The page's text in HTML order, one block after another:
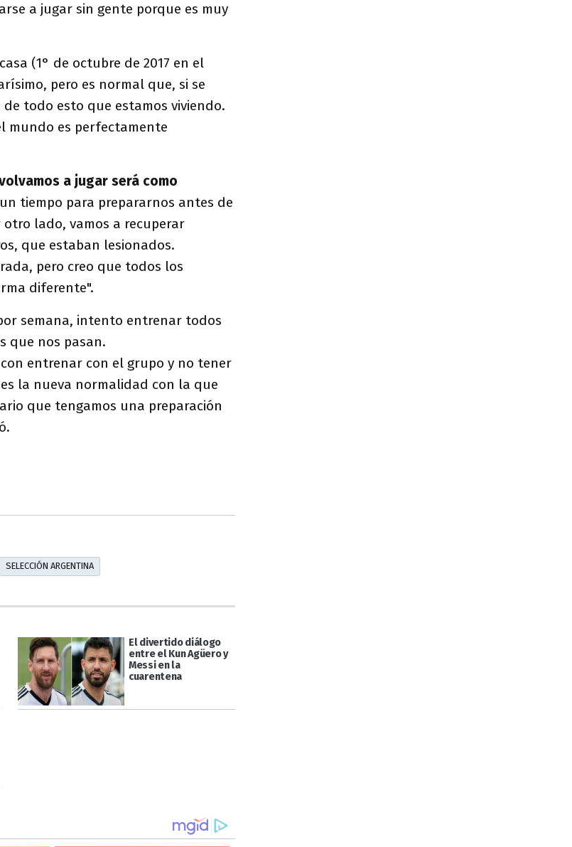
a jugar sin gente porque es muy
(1° de octubre de 2017 en el
pero es normal que, si se
todo esto que estamos viviendo.
mundo es perfectamente
a jugar será como
tiempo para prepararnos antes de
lado, vamos a recuperar
que estaban lesionados.
pero creo que todos los
diferente".
semana, intento entrenar todos
que nos pasan.
entrenar con el grupo y no tener
la nueva normalidad con la que
que tengamos una preparación
SELECCIÓN ARGENTINA
El divertido diálogo
entre el Kun Agüero y
Messi en la
cuarentena